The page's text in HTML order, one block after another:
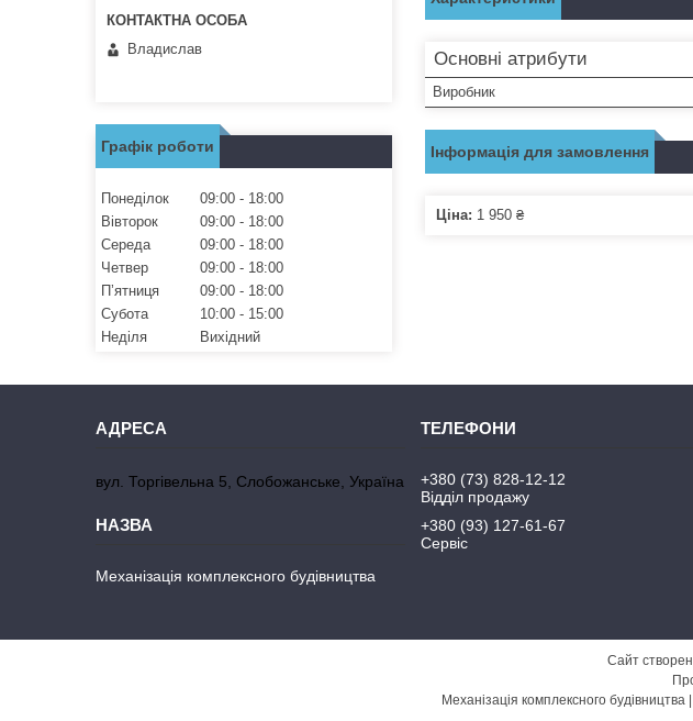
Основні атрибути
Виробник
Інформація для замовлення
Ціна: 1 950 ₴
Владислав
Графік роботи
Понеділок 09:00
18:00
Вівторок
09:00
18:00
Середа
09:00
18:00
Четвер
09:00
18:00
Пʼятниця
09:00
18:00
Субота
10:00
15:00
Неділя
Вихідний
вул. Торгівельна 5, Слобожанське, Україна
Механізація комплексного будівництва
+380 (73) 828-12-12
Відділ продажу
+380 (93) 127-61-67
Сервіс
Сайт